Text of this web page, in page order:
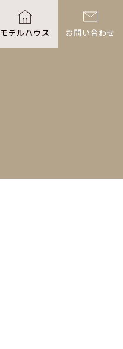
モデルハウス お問い合わせ